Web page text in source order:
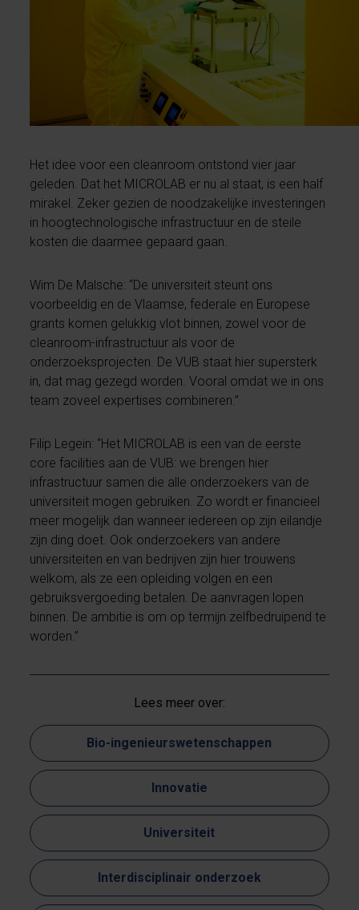
Het idee voor een cleanroom ontstond vier jaar
geleden. Dat het MICROLAB er nu al staat, is een half
mirakel. Zeker gezien de noodzakelijke investeringen
in hoogtechnologische infrastructuur en de steile
kosten die daarmee gepaard gaan.
Wim De Malsche: “De universiteit steunt ons
voorbeeldig en de Vlaamse, federale en Europese
grants komen gelukkig vlot binnen, zowel voor de
cleanroom-infrastructuur als voor de
onderzoeksprojecten. De VUB staat hier supersterk
in, dat mag gezegd worden. Vooral omdat we in ons
team zoveel expertises combineren.”
Filip Legein: “Het MICROLAB is een van de eerste
core facilities aan de VUB: we brengen hier
infrastructuur samen die alle onderzoekers van de
universiteit mogen gebruiken. Zo wordt er financieel
meer mogelijk dan wanneer iedereen op zijn eilandje
zijn ding doet. Ook onderzoekers van andere
universiteiten en van bedrijven zijn hier trouwens
welkom, als ze een opleiding volgen en een
gebruiksvergoeding betalen. De aanvragen lopen
binnen. De ambitie is om op termijn zelfbedruipend te
worden.”
Lees meer over:
Bio-ingenieurswetenschappen
Innovatie
Universiteit
Interdisciplinair onderzoek